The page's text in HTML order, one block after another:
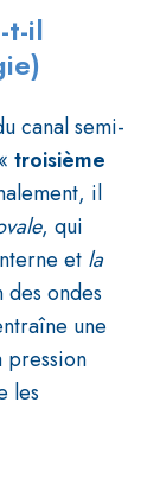
t-il
canal semi-
troisième
il
, qui
et la
des ondes
une
pression
les